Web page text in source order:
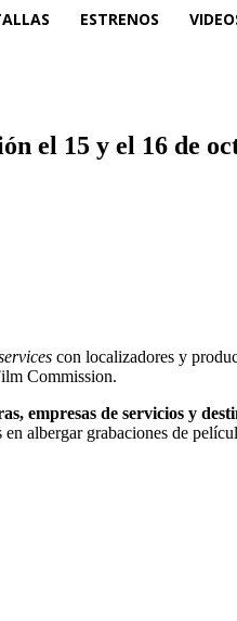
ESTRENOS
el 15 y el 16 de
con localizadores y
Commission.
empresas de servicios y
albergar grabaciones de